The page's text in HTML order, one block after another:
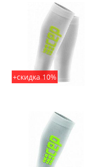
+скидка 10%